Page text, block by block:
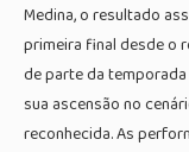
Medina, o resultado
primeira final desde o
de parte da
sua ascensão no
reconhecida. As